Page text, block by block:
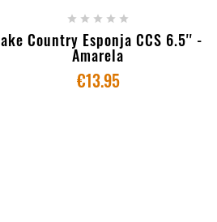
    
Country Esponja CCS 6.5'' -
Amarela
€13.95